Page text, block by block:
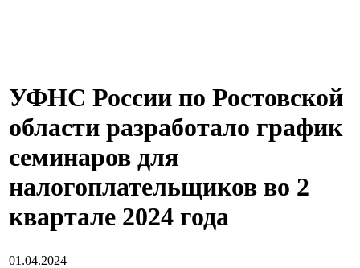
УФНС России по Ростовской
области разработало график
семинаров для
налогоплательщиков во 2
квартале 2024 года
01.04.2024